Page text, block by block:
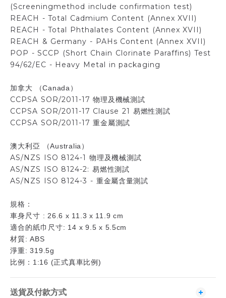
(Screeningmethod include confirmation test)
REACH - Total Cadmium Content (Annex XVII)
REACH - Total Phthalates Content (Annex XVII)
REACH & Germany - PAHs Content (Annex XVII)
POP - SCCP (Short Chain Clorinate Paraffins) Test
94/62/EC - Heavy Metal in packaging
加拿大 （Canada ）
CCPSA SOR/2011-17物理及機械測試
CCPSA SOR/2011-17 Clause 21 易燃性測試
CCPSA SOR/2011-17重金屬測試
澳大利亞 （Australia ）
AS/NZS ISO 8124-1物理及機械測試
AS/NZS ISO 8124-2:易燃性測試
AS/NZS ISO 8124-3 - 重金屬含量測試
規格：
車身尺寸 : 26.6 x 11.3 x 11.9 cm
適合的紙巾尺寸: 14 x 9.5 x 5.5cm
材質: ABS
淨重: 319.5g
比例： 1:16 (正式真車比例)
送貨及付款方式